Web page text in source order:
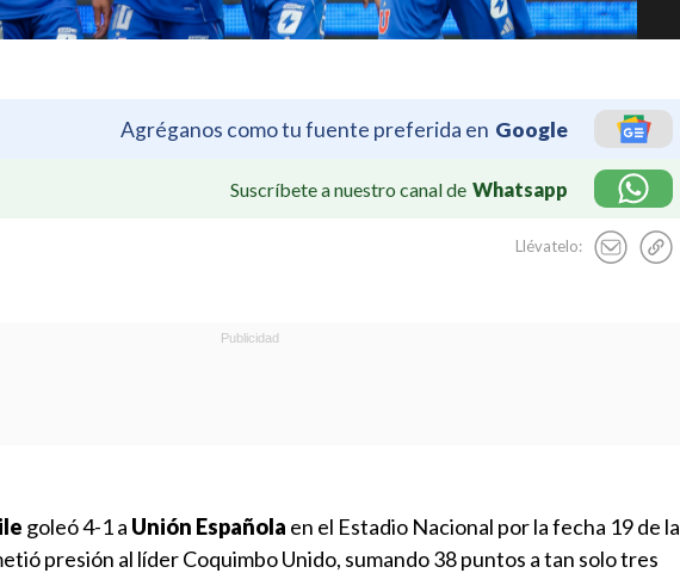
Agréganos como tu fuente preferida en Google
Suscríbete a nuestro canal de Whatsapp
Llévatelo:
goleó 4-1 a Unión Española en el Estadio Nacional por la fecha 19 de la
presión al líder Coquimbo Unido, sumando 38 puntos a tan solo tres